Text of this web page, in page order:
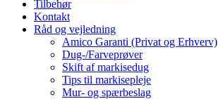
Tilbehør
Kontakt
Råd og vejledning
Amico Garanti (Privat og Erhverv)
Dug-/Farveprøver
Skift af markisedug
Tips til markisepleje
Mur- og spærbeslag